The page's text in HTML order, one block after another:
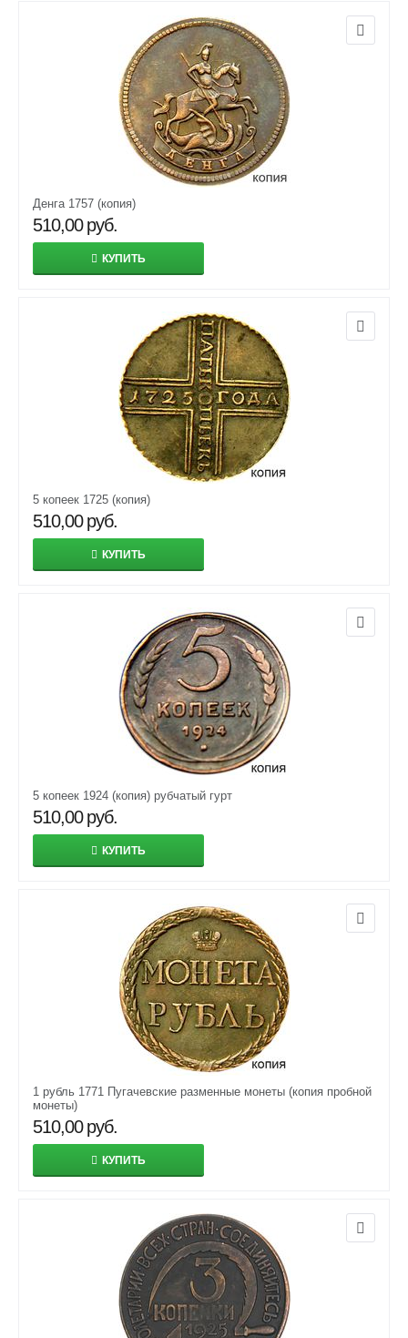
Денга 1757 (копия)
510,00 руб.
КУПИТЬ
5 копеек 1725 (копия)
510,00 руб.
КУПИТЬ
5 копеек 1924 (копия) рубчатый гурт
510,00 руб.
КУПИТЬ
1 рубль 1771 Пугачевские разменные монеты (копия пробной
монеты)
510,00 руб.
КУПИТЬ